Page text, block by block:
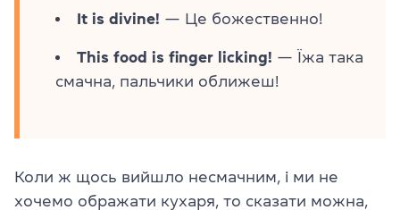
It is divine! — Це божественно!
This food is finger licking! — Їжа така
смачна, пальчики оближеш!
Коли ж щось вийшло несмачним, і ми не
хочемо ображати кухаря, то сказати можна,